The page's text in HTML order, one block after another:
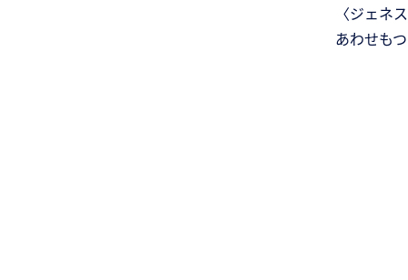
〈ジェネ
あわせも